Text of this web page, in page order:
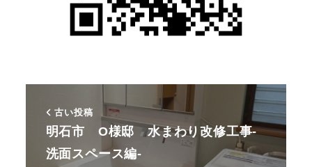
古い投稿
明石市 O様邸 水まわり改修工事-
洗面スペース編-